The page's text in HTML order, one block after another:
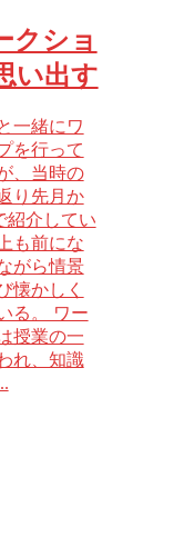
クショ
い出す
一緒にワ
を行って
、当時の
り先月か
紹介してい
も前にな
がら情景
懐かしく
る。 ワー
授業の一
れ、知識